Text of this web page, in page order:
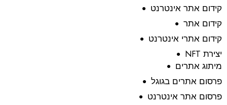
קידום אתר אינטרנט
קידום אתר
קידום אתרי אינטרנט
יצירת NFT
מיתוג אתרים
פרסום אתרים בגוגל
פרסום אתר אינטרנט